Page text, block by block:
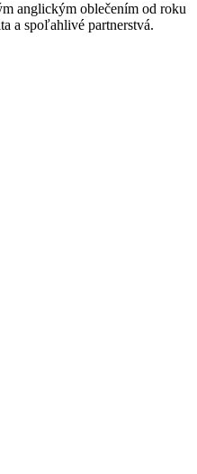
anglickým oblečením od roku
a spoľahlivé partnerstvá.